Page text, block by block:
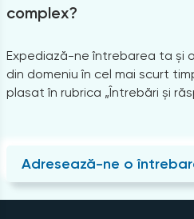
complex?
Expediază-ne întrebarea ta și
din domeniu în cel mai scurt
plasat în rubrica „Întrebări și
Adresează-ne o